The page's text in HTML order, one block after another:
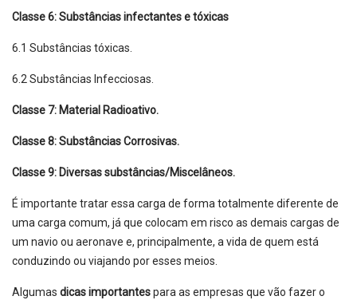
Classe 6: Substâncias infectantes e tóxicas
6.1 Substâncias tóxicas.
6.2 Substâncias Infecciosas.
Classe 7: Material Radioativo.
Classe 8: Substâncias Corrosivas.
Classe 9: Diversas substâncias/Miscelâneos.
É importante tratar essa carga de forma totalmente diferente de
uma carga comum, já que colocam em risco as demais cargas de
um navio ou aeronave e, principalmente, a vida de quem está
conduzindo ou viajando por esses meios.
Algumas dicas importantespara as empresas que vão fazer o